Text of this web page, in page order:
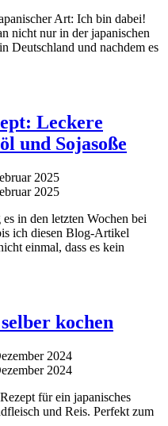
Art: Ich bin dabei!
nicht nur in der japanischen
Deutschland und nachdem es
Leckere
und Sojasoße
2025
2025
in den letzten Wochen bei
ich diesen Blog-Artikel
einmal, dass es kein
kochen
2024
2024
für ein japanisches
und Reis. Perfekt zum